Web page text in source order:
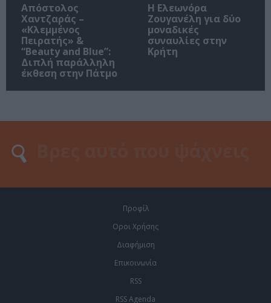
Απόστολος
Χαντζαράς –
«Κλεμμένος
Πειρατής» &
“Beauty and Blue”:
Διπλή παράλληλη
έκθεση στην Πάτμο
Η Ελεωνόρα
Ζουγανέλη για δύο
μοναδικές
συναυλίες στην
Κρήτη
Προφίλ
Οροι Χρήσης
Διαφήμιση
Επικοινωνία
RSS
RSS Agenda